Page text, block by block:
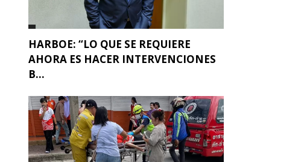
HARBOE: “LO QUE SE REQUIERE
AHORA ES HACER INTERVENCIONES
B...